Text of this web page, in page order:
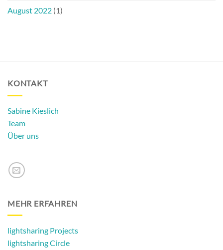
August 2022 (1)
KONTAKT
Sabine Kieslich
Team
Über uns
MEHR ERFAHREN
lightsharing Projects
lightsharing Circle